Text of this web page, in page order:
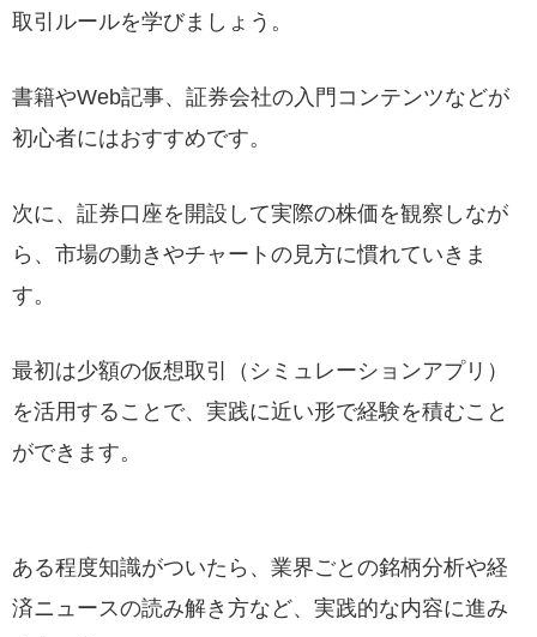
取引ルールを学びましょう。
書籍やWeb記事、証券会社の入門コンテンツなどが
初心者にはおすすめです。
次に、証券口座を開設して実際の株価を観察しなが
ら、市場の動きやチャートの見方に慣れていきま
す。
最初は少額の仮想取引（シミュレーションアプリ）
を活用することで、実践に近い形で経験を積むこと
ができます。
ある程度知識がついたら、業界ごとの銘柄分析や経
済ニュースの読み解き方など、実践的な内容に進み